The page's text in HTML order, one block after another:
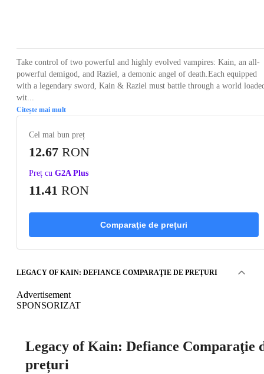
Take control of two powerful and highly evolved vampires: Kain, an all-
powerful demigod, and Raziel, a demonic angel of death.Each equipped
with a legendary sword, Kain & Raziel must battle through a world
wit...
Citește mai mult
Cel mai bun preț
12.67 RON
Preț cu G2A Plus
11.41 RON
Comparaţie de prețuri
LEGACY OF KAIN: DEFIANCE COMPARAŢIE DE PREȚURI
Advertisement
SPONSORIZAT
Legacy of Kain: Defiance Comparaţie
prețuri